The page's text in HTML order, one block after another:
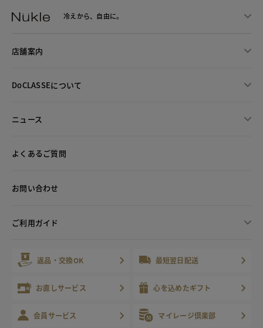
冷えから、 自由に。
店舗案内
DoCLASSEについて
ニュース
よくあるご質問
お問い合わせ
ご利用ガイド
返品・交換OK 最短翌日配送
お直しサービス 心を込めたギフト
会員サービス マイレージ倶楽部